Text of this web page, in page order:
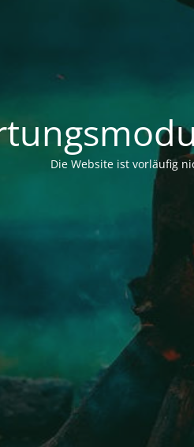
Die Website ist vorläufig